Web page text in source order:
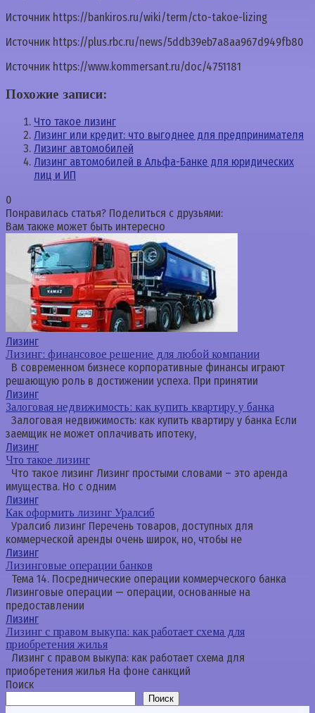
Источник https://bankiros.ru/wiki/term/cto-takoe-lizing
Источник https://plus.rbc.ru/news/5ddb39eb7a8aa967d949fb80
Источник https://www.kommersant.ru/doc/4751181
Похожие записи:
Что такое лизинг
Лизинг или кредит: что выгоднее для предпринимателя
Лизинг автомобилей
Лизинг автомобилей в Альфа-Банке для юридических
лиц и ИП
0
Понравилась статья? Поделиться с друзьями:
Вам также может быть интересно
Лизинг
Лизинг: финансовое решение для любой компании
В современном бизнесе корпоративные финансы играют
решающую роль в достижении успеха. При принятии
Лизинг
Залоговая недвижимость: как купить квартиру у банка
Залоговая недвижимость: как купить квартиру у банка Если
заемщик не может оплачивать ипотеку,
Лизинг
Что такое лизинг
Что такое лизинг Лизинг простыми словами – это аренда
имущества. Но с одним
Лизинг
Как оформить лизинг Уралсиб
Уралсиб лизинг Перечень товаров, доступных для
коммерческой аренды очень широк, но, чтобы не
Лизинг
Лизинговые операции банков
Тема 14. Посреднические операции коммерческого банка
Лизинговые операции — операции, основанные на
предоставлении
Лизинг
Лизинг с правом выкупа: как работает схема для
приобретения жилья
Лизинг с правом выкупа: как работает схема для
приобретения жилья На фоне санкций
Поиск
Поиск